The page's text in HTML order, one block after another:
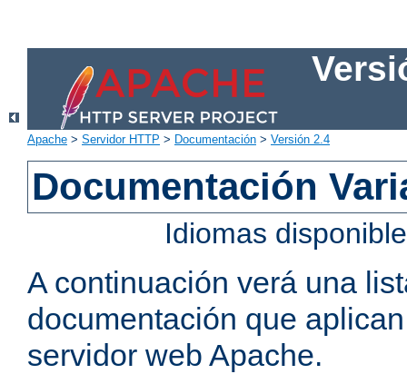
Apache > Servidor HTTP > Documentación > Versión 2.4
Documentación
Idiomas
A continuación verá una
documentación que
servidor web Apache.